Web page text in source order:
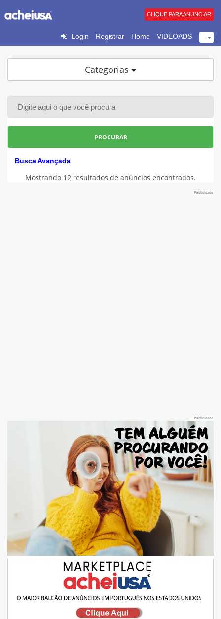
Login Registrar Home VIDEOADS
CLIQUE PARA ANUNCIAR
Categorias
PROCURAR
Busca Avançada
Mostrando 12 resultados de anúncios encontrados.
Publicidade
Publicidade